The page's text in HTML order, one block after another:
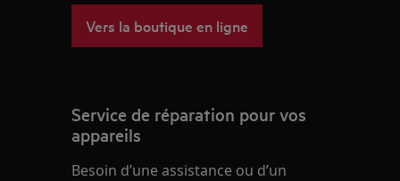
Vers la boutique en ligne
Service de réparation pour vos
appareils
Besoin d’une assistance ou d’un